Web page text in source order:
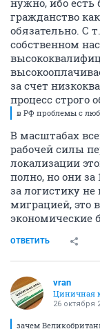
нужно, ибо есть
гражданство
обязательно. С
собственном
за счет
процесс строго
в РФ проблемы с
В масштабах
рабочей силы
локализации
полно, но они
за логистику
миграцией, это
экономические
ОТВЕТИТЬ
vran
Циничная
26 октября
зачем